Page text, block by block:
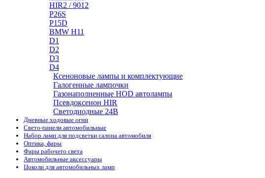
HIR2 / 9012
P26S
P15D
BMW H11
D1
D2
D3
D4
Ксеноновые лампы и комплектующие
Галогенные лампочки
Газонаполненные HOD автолампы
Псевдоксенон HIR
Cветодиодные 24B
Дневные ходовые огни
Свето-панели автомобильные
Набор ламп для подсветки салона автомобиля
Оптика, фары
Фары рабочего света
Автомобильные аксессуары
Цоколи для автомобильных ламп